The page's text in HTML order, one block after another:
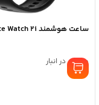
ساعت هوشمند Honor Choice Watch 2i
موجود در انبار